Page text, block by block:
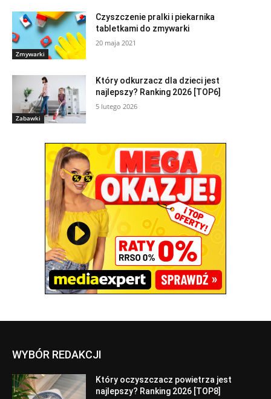
Zmywarki
Czyszczenie pralki i piekarnika
tabletkami do zmywarki
20 maja 2021
Zabawki
Który odkurzacz dla dzieci jest
najlepszy? Ranking 2026 [TOP6]
5 lutego 2026
WYBÓR REDAKCJI
Który oczyszczacz powietrza jest
najlepszy? Ranking 2026 [TOP8]